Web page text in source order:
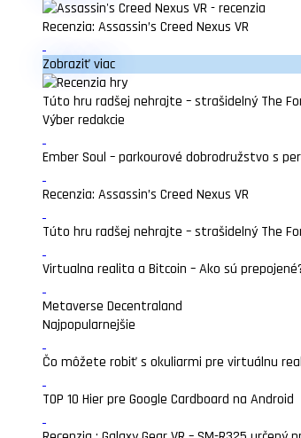
Recenzia: Assassin’s Creed Nexus VR
Zobraziť viac
Túto hru radšej nehrajte – strašidelný The
Výber redakcie
Ember Soul – parkourové dobrodružstvo s
Recenzia: Assassin’s Creed Nexus VR
Túto hru radšej nehrajte – strašidelný The
Virtualna realita a Bitcoin – Ako sú
Metaverse Decentraland
Najpopularnejšie
Čo môžete robiť s okuliarmi pre virtuálnu
TOP 10 Hier pre Google Cardboard na Android